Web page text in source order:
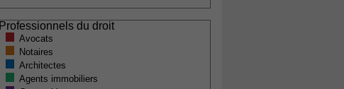
Professionnels du droit
Avocats
Notaires
Architectes
Agents immobiliers